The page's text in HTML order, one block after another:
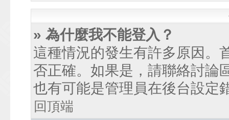
» 為什麼我不能登入？
這種情況的發生有許多原因。
否正確。如果是，請聯絡討論
也有可能是管理員在後台設定
回頂端